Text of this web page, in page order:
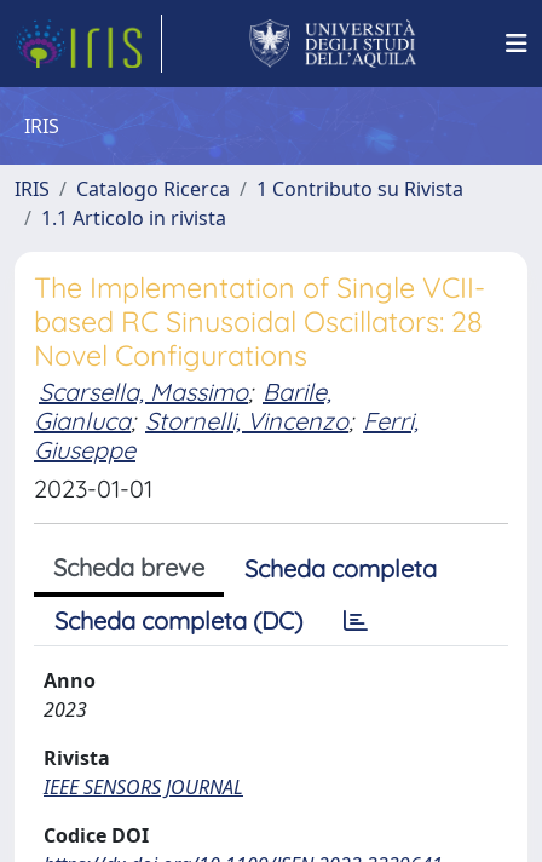
IRIS
IRIS Catalogo Ricerca
1 Contributo su Rivista
1.1 Articolo in rivista
The Implementation of Single VCII-
based RC Sinusoidal Oscillators: 28
Novel Configurations
Scarsella, Massimo; Barile,
Gianluca; Stornelli, Vincenzo; Ferri,
Giuseppe
2023-01-01
Scheda breve
Scheda completa
Scheda completa (DC)
Anno
2023
Rivista
IEEE SENSORS JOURNAL
Codice DOI